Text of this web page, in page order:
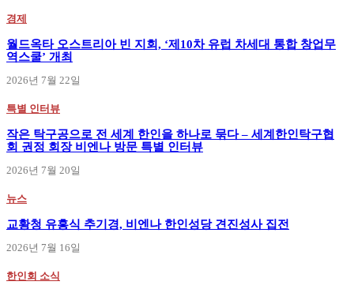
경제
월드옥타 오스트리아 빈 지회, ‘제10차 유럽 차세대 통합 창업무
역스쿨’ 개최
2026년 7월 22일
특별 인터뷰
작은 탁구공으로 전 세계 한인을 하나로 묶다 – 세계한인탁구협
회 권정 회장 비엔나 방문 특별 인터뷰
2026년 7월 20일
뉴스
교황청 유흥식 추기경, 비엔나 한인성당 견진성사 집전
2026년 7월 16일
한인회 소식